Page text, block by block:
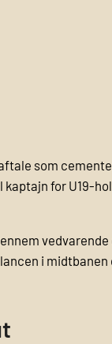
som
for U19-
i